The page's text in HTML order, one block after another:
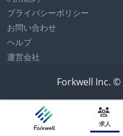
求人
プライバシーポリシー
お問い合わせ
ヘルプ
運営会社
Forkwell Inc.